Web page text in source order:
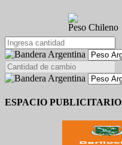
Peso Chileno
ESPACIO PUBLICITARIO